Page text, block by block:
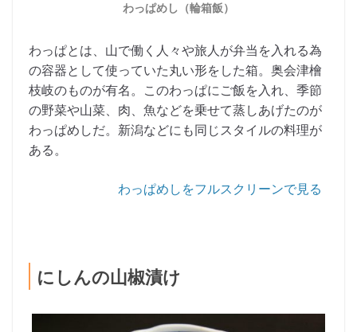
わっぱめし（輪箱飯）
わっぱとは、山で働く人々や旅人が弁当を入れる為
の容器として使っていた丸い形をした箱。奥会津檜
枝岐のものが有名。このわっぱにご飯を入れ、季節
の野菜や山菜、肉、魚などを乗せて蒸しあげたのが
わっぱめしだ。新潟などにも同じスタイルの料理が
ある。
わっぱめしをフルスクリーンで見る
にしんの山椒漬け